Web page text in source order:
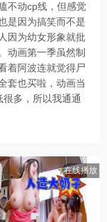
不动cp线，但感觉
是因为搞笑而不是
因为幼女形象就批
动画第一季虽然制
着阿波连就觉得尸
套也买啦，动画当
多，所以我通通